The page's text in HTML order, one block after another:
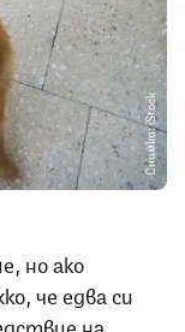
Снимка: iStock
но ако
че едва си
на